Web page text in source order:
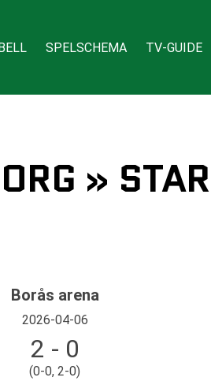
SPELSCHEMA TV-GUIDE
»
Borås arena
2026-04-06
2 - 0
(0-0, 2-0)